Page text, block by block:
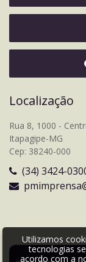
Localização
Rua 8, 1000 -
Itapagipe-MG
Cep: 38240-000
(34) 3424-
Utilizamos
tecnologias
acordo com a